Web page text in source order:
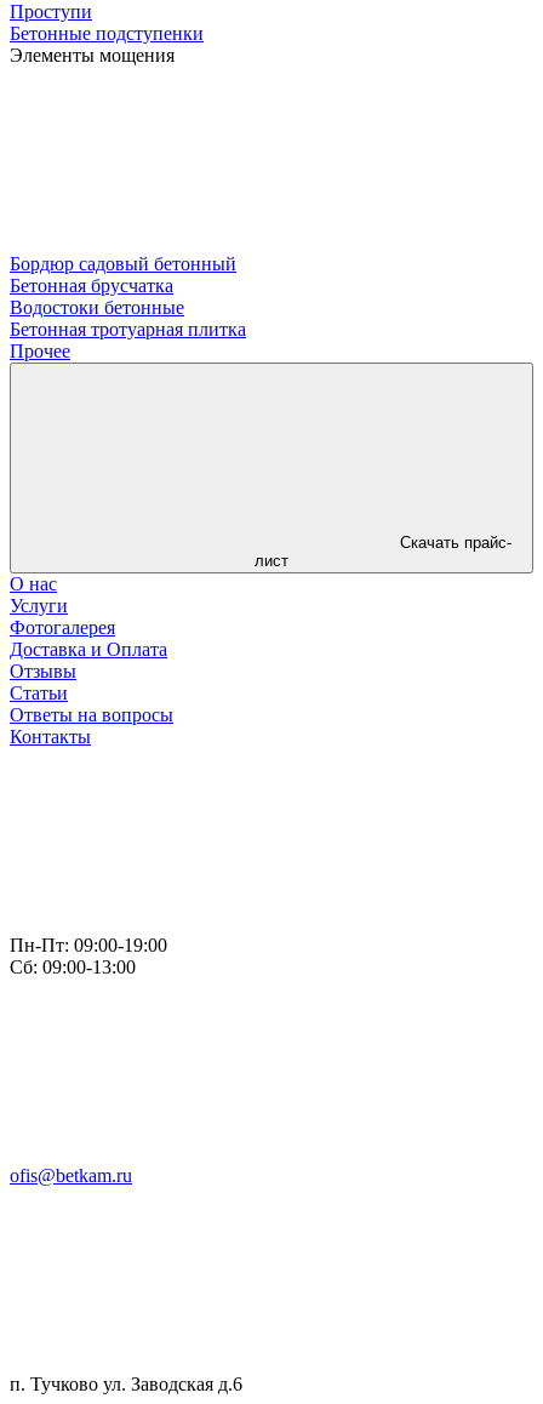
Проступи
Бетонные подступенки
Элементы мощения
Бордюр садовый бетонный
Бетонная брусчатка
Водостоки бетонные
Бетонная тротуарная плитка
Прочее
Скачать прайс-
лист
О нас
Услуги
Фотогалерея
Доставка и Оплата
Отзывы
Статьи
Ответы на вопросы
Контакты
Пн-Пт: 09:00-19:00
Сб: 09:00-13:00
ofis@betkam.ru
п. Тучково ул. Заводская д.6